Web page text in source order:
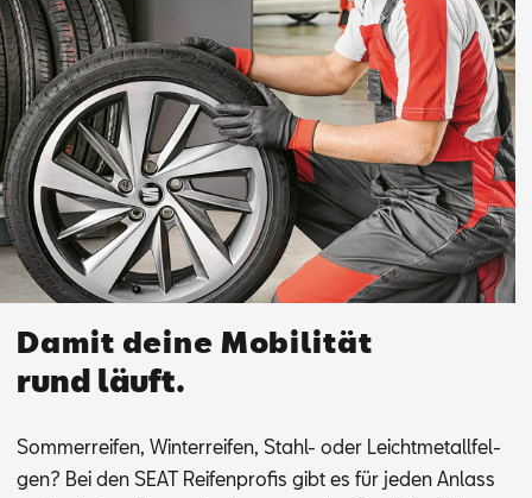
Damit deine Mobilität
rund läuft.
Som­mer­rei­fen, Win­ter­rei­fen, Stahl- oder Leicht­me­tall­fel­
gen? Bei den SEAT Rei­fen­pro­fis gibt es für je­den An­lass